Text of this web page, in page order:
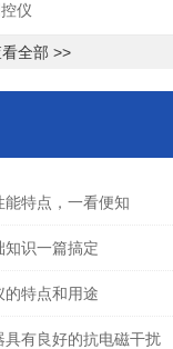
仪
全部 >>
能特点，一看便知
知识一篇搞定
的特点和用途
具有良好的抗电磁干扰